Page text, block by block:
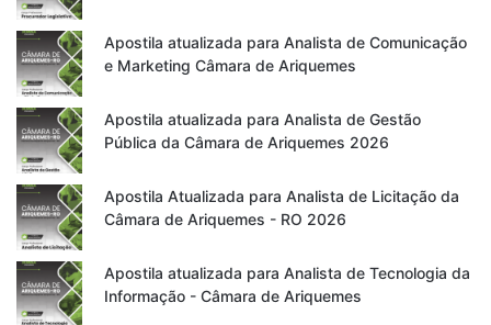
Apostila atualizada para Analista de Comunicação
e Marketing Câmara de Ariquemes
Apostila atualizada para Analista de Gestão
Pública da Câmara de Ariquemes 2026
Apostila Atualizada para Analista de Licitação da
Câmara de Ariquemes - RO 2026
Apostila atualizada para Analista de Tecnologia da
Informação - Câmara de Ariquemes